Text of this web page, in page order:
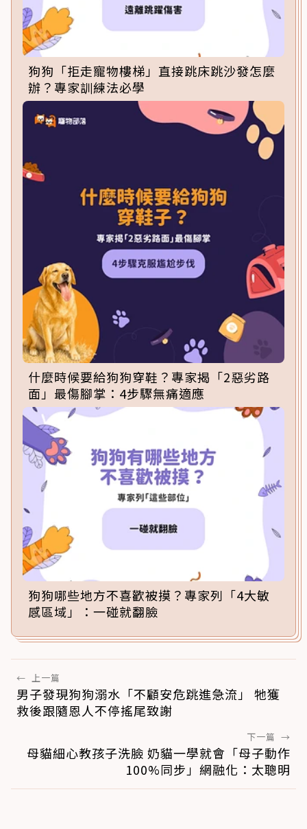
狗狗「拒走寵物樓梯」直接跳床跳沙發怎麼
辦？專家訓練法必學
什麼時候要給狗狗穿鞋？專家揭「2惡劣路
面」最傷腳掌：4步驟無痛適應
狗狗哪些地方不喜歡被摸？專家列「4大敏
感區域」：一碰就翻臉
← 上一篇
男子發現狗狗溺水「不顧安危跳進急流」 牠獲
救後跟隨恩人不停搖尾致謝
下一篇 →
母貓細心教孩子洗臉 奶貓一學就會「母子動作
100%同步」網融化：太聰明